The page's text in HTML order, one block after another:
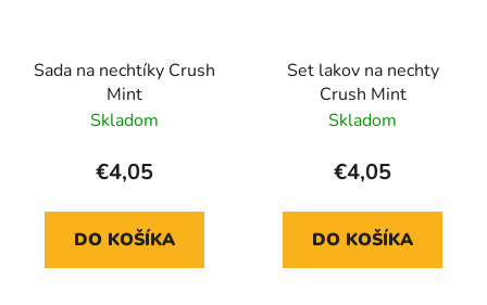
Sada na nechtíky Crush
Mint
Skladom
€4,05
DO KOŠÍKA
Set lakov na nechty
Crush Mint
Skladom
€4,05
DO KOŠÍKA